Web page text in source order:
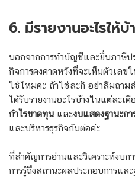
6. มีรายงานอะไรให้บ้
นอกจากการทำบัญชีและยื่นภาษีป
กิจการคงคาดหวังที่จะเห็นตัวเลข
ใช่ไหมคะ ถ้าใช่ละก็ อย่าลืมถาม
ได้รับรายงานอะไรบ้างในแต่ละเ
กำไรขาดทุน และงบแสดงฐานะกา
และบริหารธุรกิจกันต่อค่ะ
ที่สำคัญการอ่านและวิเคราะห์งบก
การรู้ถึงสถานะผลประกอบการแล